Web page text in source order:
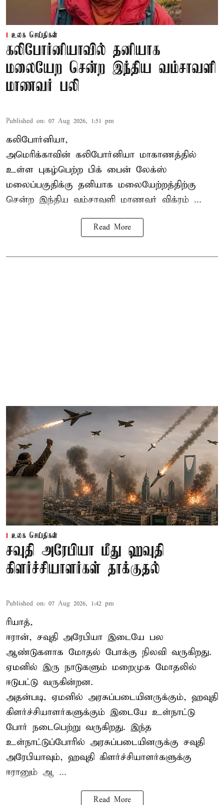
உலக செய்திகள்
கலிபோர்னியாவில் தனியாக
மலையேற சென்ற இந்திய வம்சாவளி
மாணவர் பலி
Published on: 07 Aug 2026, 1:51 pm
கலிபோர்னியா,
அமெரிக்காவின் கலிபோர்னியா மாகாணத்தில்
உள்ள புகழ்பெற்ற பிக் பைன் லேக்ஸ்
மலைப்பகுதிக்கு தனியாக மலையேற்றத்திற்கு
சென்ற இந்திய வம்சாவளி மாணவர் விக்ரம் ...
Read More
உலக செய்திகள்
சவுதி அரேபியா மீது ஹவுதி
கிளர்ச்சியாளர்கள் தாக்குதல்
Published on: 07 Aug 2026, 1:42 pm
ரியாத்,
ஈரான், சவுதி அரேபியா இடையே பல
ஆண்டுகளாக மோதல் போக்கு நிலவி வருகிறது.
ஏமனில் இரு நாடுகளும் மறைமுக மோதலில்
ஈடுபட்டு வருகின்றன.
அதன்படி, ஏமனில் அரசுப்படையினருக்கும், ஹவுதி
கிளர்ச்சியாளர்களுக்கும் இடையே உள்நாட்டு
போர் நடைபெற்று வருகிறது. இந்த
உள்நாட்டுப்போரில் அரசுப்படையினருக்கு சவுதி
அரேபியாவும், ஹவுதி கிளர்ச்சியாளர்களுக்கு
ஈரானும் ஆ ...
Read More